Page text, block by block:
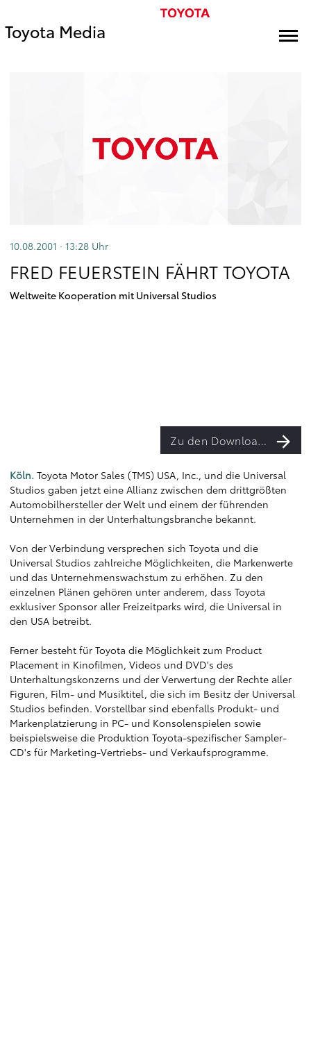
Toyota Media
10.08.2001 · 13:28 Uhr
FRED FEUERSTEIN FÄHRT TOYOTA
Weltweite Kooperation mit Universal Studios
Zu den Downloads
Köln. Toyota Motor Sales (TMS) USA, Inc., und die Universal
Studios gaben jetzt eine Allianz zwischen dem drittgrößten
Automobilhersteller der Welt und einem der führenden
Unternehmen in der Unterhaltungsbranche bekannt.
Von der Verbindung versprechen sich Toyota und die
Universal Studios zahlreiche Möglichkeiten, die Markenwerte
und das Unternehmenswachstum zu erhöhen. Zu den
einzelnen Plänen gehören unter anderem, dass Toyota
exklusiver Sponsor aller Freizeitparks wird, die Universal in
den USA betreibt.
Ferner besteht für Toyota die Möglichkeit zum Product
Placement in Kinofilmen, Videos und DVD's des
Unterhaltungskonzerns und der Verwertung der Rechte aller
Figuren, Film- und Musiktitel, die sich im Besitz der Universal
Studios befinden. Vorstellbar sind ebenfalls Produkt- und
Markenplatzierung in PC- und Konsolenspielen sowie
beispielsweise die Produktion Toyota-spezifischer Sampler-
CD's für Marketing-Vertriebs- und Verkaufsprogramme.